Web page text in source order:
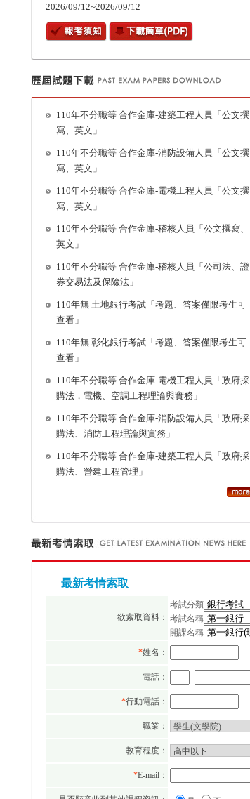
2026/09/12~2026/09/12
110年不分職等 合作金庫-建築工程人員「公文撰
寫、英文」
110年不分職等 合作金庫-消防設備人員「公文撰
寫、英文」
110年不分職等 合作金庫-電機工程人員「公文撰
寫、英文」
110年不分職等 合作金庫-稽核人員「公文撰寫、
英文」
110年不分職等 合作金庫-稽核人員「公司法、證
券交易法及保險法」
110年無 土地銀行考試「考題、答案僅限考生可
查看」
110年無 彰化銀行考試「考題、答案僅限考生可
查看」
110年不分職等 合作金庫-電機工程人員「政府採
購法，電機、空調工程理論與實務」
110年不分職等 合作金庫-消防設備人員「政府採
購法、消防工程理論與實務」
110年不分職等 合作金庫-建築工程人員「政府採
購法、營建工程管理」